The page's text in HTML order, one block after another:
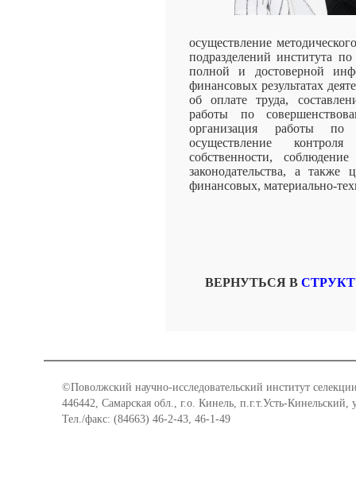
осуществление
подразделений института
полной и достоверной
финансовых результатах
об оплате труда,
работы по
организация работы по
осуществление
собственности,
законодательства, а также
финансовых, материально-
ВЕРНУТЬСЯ В
©Поволжский научно-исследовательский институт
446442, Самарская обл., г.о. Кинель, п.г.т.Усть-Кинельский,
Тел./факс: (84663) 46-2-43, 46-1-49